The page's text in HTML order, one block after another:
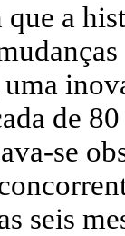
a
uma
de
se
seis